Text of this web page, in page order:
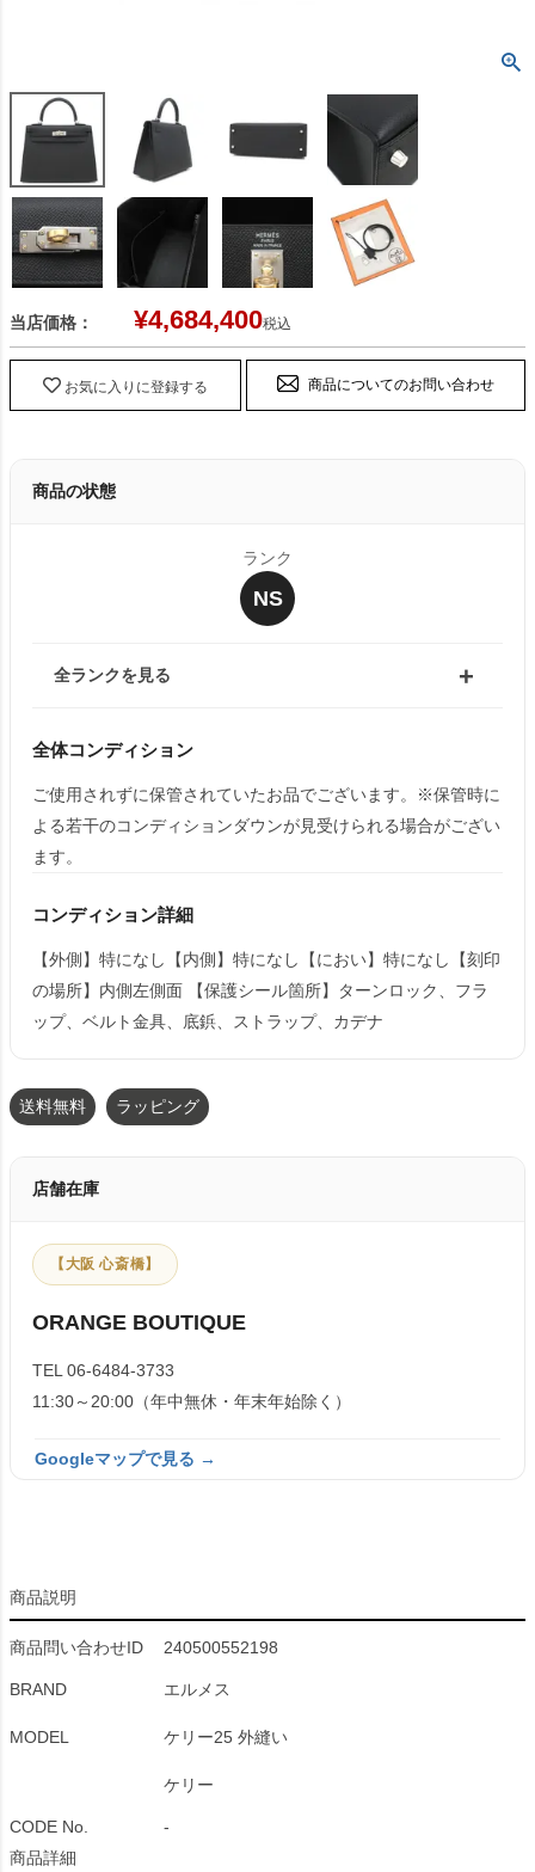
当店価格： ¥4,684,400税込
お気に入りに登録する 商品についてのお問い合わせ
商品の状態
ランク
NS
全ランクを見る
全体コンディション
ご使用されずに保管されていたお品でございます。※保管時に
よる若干のコンディションダウンが見受けられる場合がござい
ます。
コンディション詳細
【外側】特になし【内側】特になし【におい】特になし【刻印
の場所】内側左側面 【保護シール箇所】ターンロック、フラ
ップ、ベルト金具、底鋲、ストラップ、カデナ
送料無料 ラッピング
店舗在庫
【大阪 心斎橋】
ORANGE BOUTIQUE
TEL 06-6484-3733
11:30～20:00（年中無休・年末年始除く）
Googleマップで見る →
商品説明
商品問い合わせID 240500552198
BRAND エルメス
MODEL ケリー25 外縫い
ケリー
CODE No.
-
商品詳細